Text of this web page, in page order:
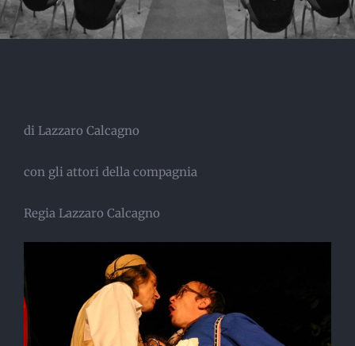
di Lazzaro Calcagno
con gli attori della compagnia
Regia Lazzaro Calcagno